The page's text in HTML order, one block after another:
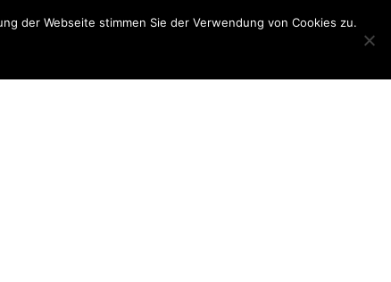
der Webseite stimmen Sie der Verwendung von Cookies zu.